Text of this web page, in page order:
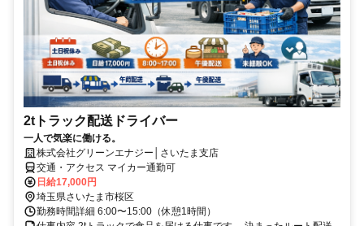
2tトラック配送ドライバー
一人で気楽に働ける。
株式会社グリーンエナジー│さいたま支店
交通・アクセス マイカー通勤可
日給17,000円
埼玉県さいたま市桜区
勤務時間詳細 6:00〜15:00（休憩1時間）